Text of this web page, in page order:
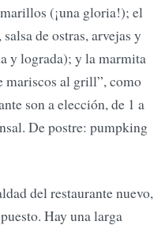
(¡una gloria!); el
de ostras, arvejas y
y lograda); y la marmita
mariscos al grill”, como
son a elección, de 1 a
De postre: pumpking
del restaurante nuevo,
Hay una larga